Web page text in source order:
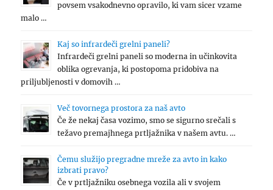
povsem vsakodnevno opravilo, ki vam sicer vzame
malo …
Kaj so infrardeči grelni paneli?
Infrardeči grelni paneli so moderna in učinkovita
oblika ogrevanja, ki postopoma pridobiva na
priljubljenosti v domovih …
Več tovornega prostora za naš avto
Če že nekaj časa vozimo, smo se sigurno srečali s
težavo premajhnega prtljažnika v našem avtu. …
Čemu služijo pregradne mreže za avto in kako
izbrati pravo?
Če v prtljažniku osebnega vozila ali v svojem